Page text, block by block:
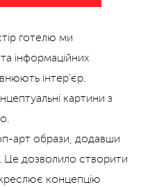
готелю ми
інформаційних
інтер'єр.
картини з
арт образи, додавши
Це дозволило створити
концепцію